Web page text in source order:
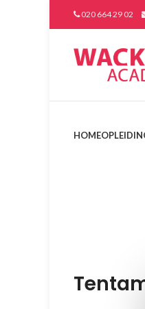
020 664 29 02
HOME